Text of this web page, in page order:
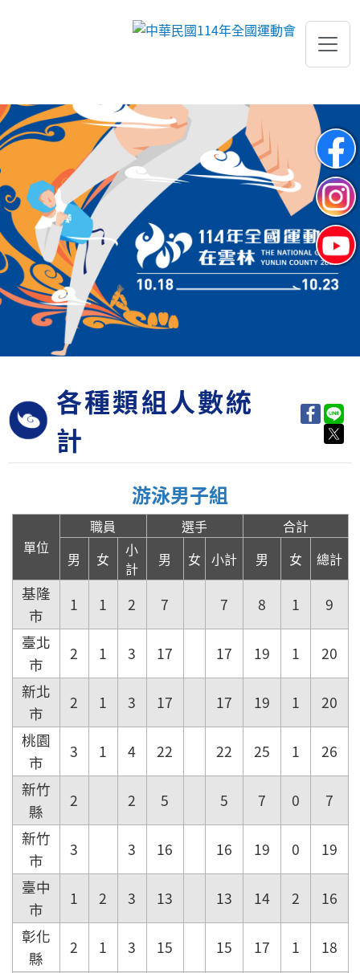
跳到主要內容
各種類組人數統
計
游泳男子組
單位
職員 選手
合計
男
女
小
計
男 女 小計 男 女 總計
基隆
市
1 1 2 7 7 8 1
9
臺北
市
2 1 3 17 17 19 1
20
新北
市
2 1 3 17 17 19 1
20
桃園
市
3 1 4 22 22 25 1
26
新竹
縣
2 2 5 5 7 0
7
新竹
市
3 3 16 16 19 0
19
臺中
市
1 2 3 13 13 14 2
16
彰化
縣
2 1 3 15 15 17 1
18